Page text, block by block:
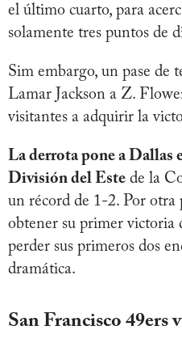
el último cuarto, para
solamente tres puntos de
Sim embargo, un pase de
Lamar Jackson a Z.
visitantes a adquirir la
La derrota pone a Dallas
División del Este de la
un récord de 1-2. Por otra
obtener su primer victoria
perder sus primeros dos
dramática.
San Francisco 49ers